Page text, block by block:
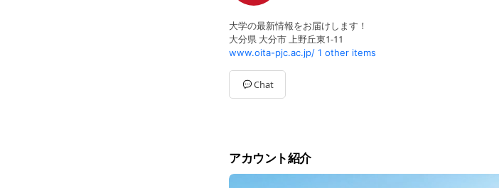
大学の最新情報をお届けします！
大分県 大分市 上野丘東1-11
www.oita-pjc.ac.jp/ 1 other items
Chat
アカウント紹介